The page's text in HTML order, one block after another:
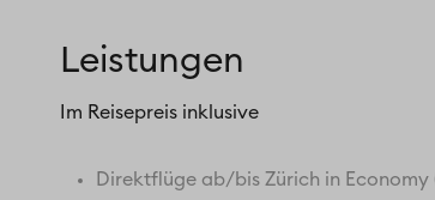
Leistungen
Im Reisepreis inklusive
Direktflüge ab/bis Zürich in Economy